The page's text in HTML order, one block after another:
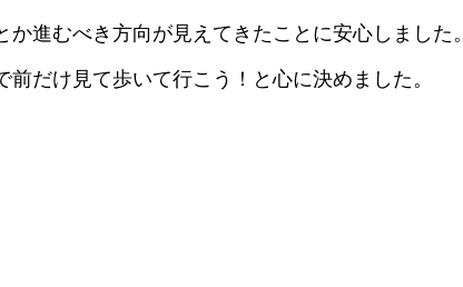
進むべき方向が見えてきたことに安心しました。
だけ見て歩いて行こう！と心に決めました。